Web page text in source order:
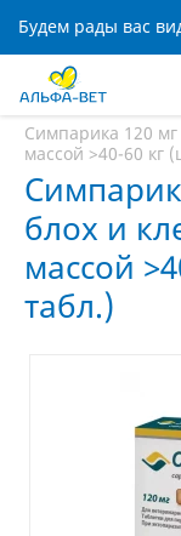
Главная
Симпарика 120 мг
массой >40-60 кг
блох и
массой
табл.)